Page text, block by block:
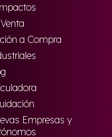
a Compra
Empresas y